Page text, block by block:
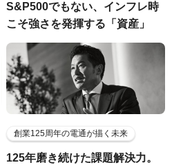
S&P500でもない、インフレ時
こそ強さを発揮する「資産」
創業125周年の電通が描く未来
125年磨き続けた課題解決力。